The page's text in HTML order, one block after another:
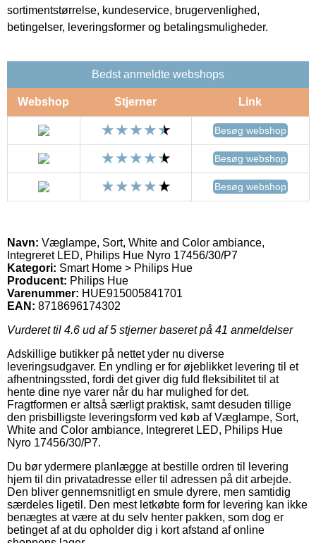
sortimentstørrelse, kundeservice, brugervenlighed,
betingelser, leveringsformer og betalingsmuligheder.
Bedst anmeldte webshops
Webshop Stjerner Link
Besøg webshop
Besøg webshop
Besøg webshop
Navn: Væglampe, Sort, White and Color ambiance,
Integreret LED, Philips Hue Nyro 17456/30/P7
Kategori: Smart Home > Philips Hue
Producent: Philips Hue
Varenummer: HUE915005841701
EAN: 8718696174302
Vurderet til 4.6 ud af 5 stjerner baseret på 41 anmeldelser
Adskillige butikker på nettet yder nu diverse
leveringsudgaver. En yndling er for øjeblikket levering til et
afhentningssted, fordi det giver dig fuld fleksibilitet til at
hente dine nye varer når du har mulighed for det.
Fragtformen er altså særligt praktisk, samt desuden tillige
den prisbilligste leveringsform ved køb af Væglampe, Sort,
White and Color ambiance, Integreret LED, Philips Hue
Nyro 17456/30/P7.
Du bør ydermere planlægge at bestille ordren til levering
hjem til din privatadresse eller til adressen på dit arbejde.
Den bliver gennemsnitligt en smule dyrere, men samtidig
særdeles ligetil. Den mest letkøbte form for levering kan ikke
benægtes at være at du selv henter pakken, som dog er
betinget af at du opholder dig i kort afstand af online